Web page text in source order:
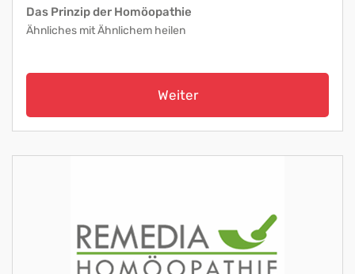
Das Prinzip der Homöopathie
Ähnliches mit Ähnlichem heilen
Weiter